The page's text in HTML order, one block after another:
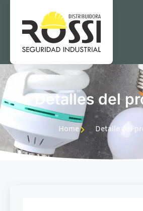
Detalles del
Home Detalle del